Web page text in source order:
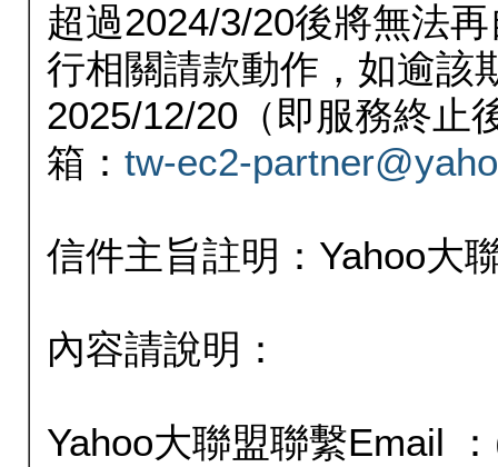
超過2024/3/20後將無法
行相關請款動作，如逾該
2025/12/20（即服務終止
箱： tw-ec2-
信件主旨註明：Yahoo大
內容請說明：
Yahoo大聯盟聯繫Email